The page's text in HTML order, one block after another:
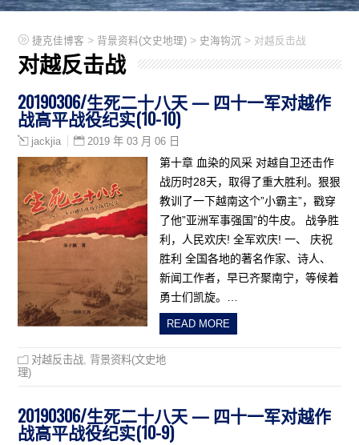
捷克佳博客 > 背景资料(文史地理) > 史海钩沉 > 对越反击战
对越反击战
20190306/生死二十八天 — 四十一军对越作
战高平战役纪实(10-10)
jackjia 2019 年 03 月 06 日
第十章 血染的风采 对越自卫还击作
战历时28天，取得了重大胜利。狠狠
教训了一下越南这个”小霸主”，戳穿
了他”亚洲军事强国”的牛皮。 战争胜
利，人民欢庆! 全军欢庆! 一、 庆祝
胜利 全国各地的著名作家、诗人、
新闻工作者，早已齐聚南宁，等候着
勇士们凯旋。…
READ MORE
对越反击战 背景资料(文史地
理)
20190306/生死二十八天 — 四十一军对越作
战高平战役纪实(10-9)